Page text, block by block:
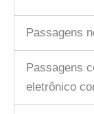
Passagens
Passagens
eletrônico